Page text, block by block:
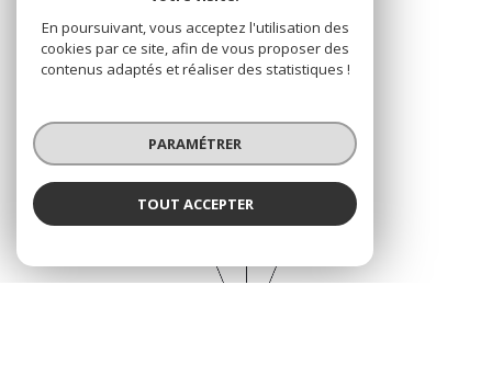
En poursuivant, vous acceptez l'utilisation des
cookies par ce site, afin de vous proposer des
contenus adaptés et réaliser des statistiques !
PARAMÉTRER
TOUT ACCEPTER